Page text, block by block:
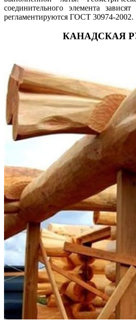
соединительного элемента
регламентируются ГОСТ 30974-2002.
КАНАДСКАЯ